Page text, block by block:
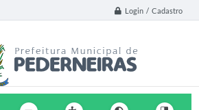
Login / Cadastro